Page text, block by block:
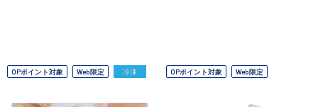
OPポイント対象 Web限定 冷凍 OPポイント対象 Web限定